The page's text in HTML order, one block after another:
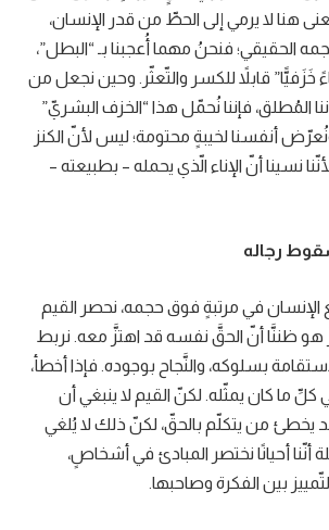
هنا لا يرمي إلى الحطِّ من قدر الإنسان،
الحقيقي؛ فنحنُ مهما أُعجبنا بـ “البطل”،
خَزَفيًّا” قابلاً للكسر والتّعثّر. وحين نجعل من
المُطلق، فإننا نُحمّل هذا “الخزف البشريّ”
أنفسنا لخيبةٍ محتومة؛ ليس لأنّ الكنز
نسينا أنّ الإناء الّذي يحمله – بطبيعته –
رجاله
الإنسان في مرتبةٍ فوق حجمه، نحصر القيم
هو ظننَّا أنّ الحقَّ نفسه قد اهتزَّ معه. نربط
بسلوكه، والنَّجاح بوجوده. فإذا أخطأ،
ما كان يمثّله. لكنّ القيم لا ينبغي أن
يخطئ من يتكلّم بالحقّ، لكنّ ذلك لا يُلغي
أحيانًا نختصر المبادئ في أشخاصٍ،
بين الفكرة وصاحبها.